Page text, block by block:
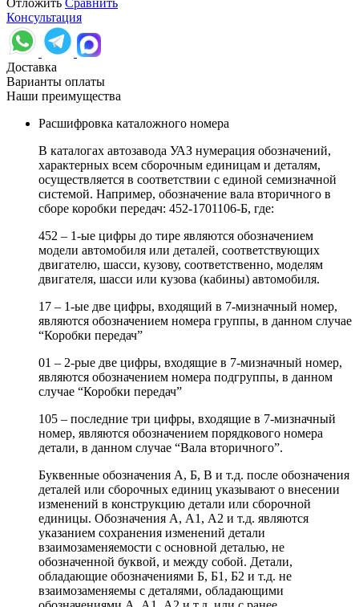
Консультация
Доставка
Варианты оплаты
Наши преимущества
Расшифровка каталожного номера
В каталогах автозавода УАЗ нумерация обозначений,
характерных всем сборочным единицам и деталям,
осуществляется в соответствии с единой семизначной
системой. Например, обозначение вала вторичного в
сборе коробки передач: 452-1701106-Б, где:
452 – 1-ые цифры до тире являются обозначением
модели автомобиля или деталей, соответствующих
двигателю, шасси, кузову, соответственно, моделям
двигателя, шасси или кузова (кабины) автомобиля.
17 – 1-ые две цифры, входящий в 7-мизначный номер,
являются обозначением номера группы, в данном случае
“Коробки передач”
01 – 2-рые две цифры, входящие в 7-мизначный номер,
являются обозначением номера подгруппы, в данном
случае “Коробки передач”
105 – последние три цифры, входящие в 7-мизначный
номер, являются обозначением порядкового номера
детали, в данном случае “Вала вторичного”.
Буквенные обозначения А, Б, В и т.д. после обозначения
деталей или сборочных единиц указывают о внесении
изменений в конструкцию детали или сборочной
единицы. Обозначения А, А1, А2 и т.д. являются
указанием сохранения изменений детали
взаимозаменяемости с основной деталью, не
обозначенной буквой, и между собой. Детали,
обладающие обозначениями Б, Б1, Б2 и т.д. не
взаимозаменяемы с деталями, обладающими